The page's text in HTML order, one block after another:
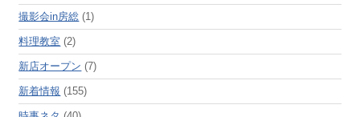
撮影会in房総 (1)
料理教室 (2)
新店オープン (7)
新着情報 (155)